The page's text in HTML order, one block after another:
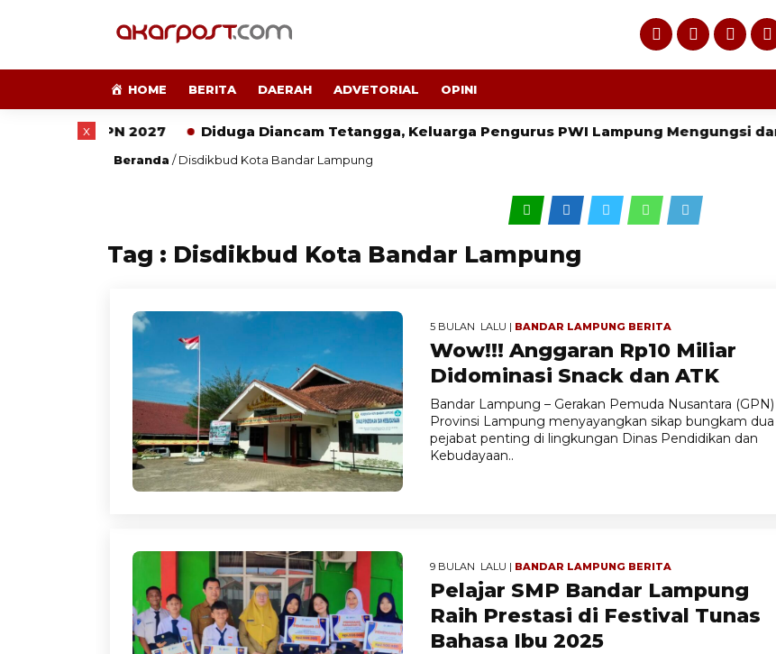
HOME BERITA DAERAH ADVETORIAL OPINI
HPN 2027 Diduga Diancam Tetangga, Keluarga Pengurus PWI Lampung Mengungsi dan
Beranda /Disdikbud Kota Bandar Lampung
Tag : Disdikbud Kota Bandar Lampung
5 BULAN LALU | BANDAR LAMPUNG BERITA
Wow!!! Anggaran Rp10 Miliar
Didominasi Snack dan ATK
Bandar Lampung – Gerakan Pemuda Nusantara (GPN)
Provinsi Lampung menyayangkan sikap bungkam dua
pejabat penting di lingkungan Dinas Pendidikan dan
Kebudayaan..
9 BULAN LALU | BANDAR LAMPUNG BERITA
Pelajar SMP Bandar Lampung
Raih Prestasi di Festival Tunas
Bahasa Ibu 2025
x